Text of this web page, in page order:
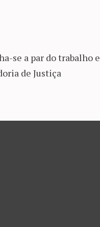
se a par do trabalho e
de Justiça